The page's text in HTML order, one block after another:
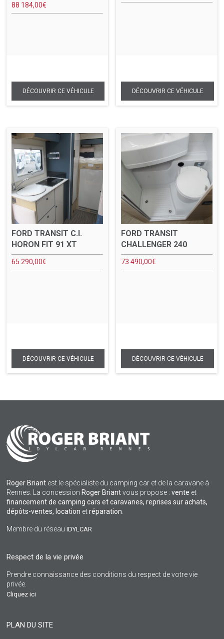
88 184,00€
FORD TRANSIT C.I.
HORON FIT 91 XT
65 290,00€
FORD TRANSIT
CHALLENGER 240
73 490,00€
Roger Briant est le spécialiste du camping car et de la caravane à
Rennes. La concession Roger Briantvous propose : vente et
financement de camping cars et caravanes, reprises sur achats,
dépôts-ventes, location etréparation.
Membre du réseauIDYLCAR
Respect de la vie privée
Prendre connaissance des conditions du respect de votre vie
privée.
Cliquez ici
PLAN DU SITE